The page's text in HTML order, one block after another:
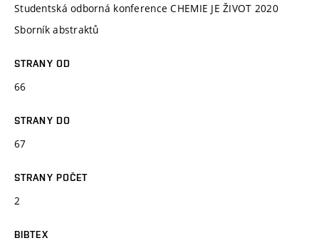
Studentská odborná konference CHEMIE JE ŽIVOT 2020
Sborník abstraktů
STRANY OD
66
STRANY DO
67
STRANY POČET
2
BIBTEX